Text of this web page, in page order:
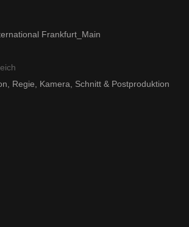
Frankfurt_Main
Regie, Kamera, Schnitt & Postproduktion